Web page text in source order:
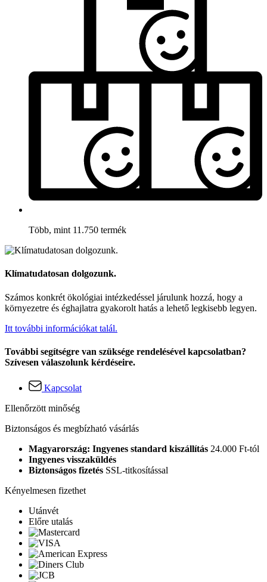
Több, mint 11.750 termék
Klímatudatosan dolgozunk.
Számos konkrét ökológiai intézkedéssel járulunk hozzá, hogy a
környezetre és éghajlatra gyakorolt hatás a lehető legkisebb legyen.
Itt további információkat talál.
További segítségre van szüksége rendelésével kapcsolatban?
Szívesen válaszolunk kérdéseire.
Kapcsolat
Ellenőrzött minőség
Biztonságos és megbízható vásárlás
Magyarország: Ingyenes standard kiszállítás 24.000 Ft-tól
Ingyenes visszaküldés
Biztonságos fizetés SSL-titkosítással
Kényelmesen fizethet
Utánvét
Előre utalás